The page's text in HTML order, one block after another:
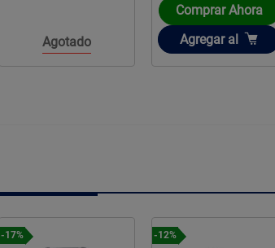
Agotado
Comprar Ahora
Añadir
Agregar al
-17% -12%